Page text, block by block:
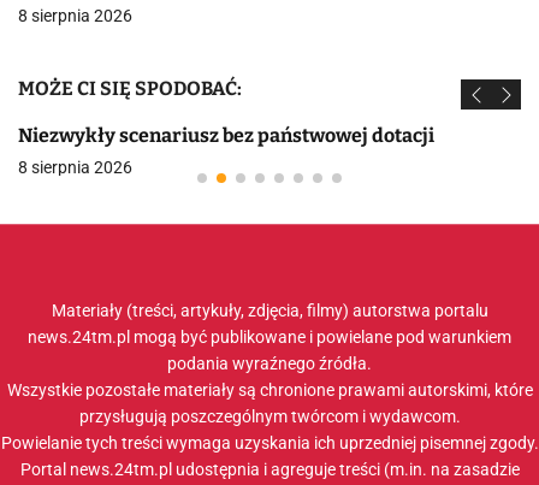
8 sierpnia 2026
MOŻE CI SIĘ SPODOBAĆ:
Niezwykły scenariusz bez państwowej dotacji
8 sierpnia 2026
Materiały (treści, artykuły, zdjęcia, filmy) autorstwa portalu
news.24tm.pl mogą być publikowane i powielane pod warunkiem
podania wyraźnego źródła.
Wszystkie pozostałe materiały są chronione prawami autorskimi, które
przysługują poszczególnym twórcom i wydawcom.
Powielanie tych treści wymaga uzyskania ich uprzedniej pisemnej zgody.
Portal news.24tm.pl udostępnia i agreguje treści (m.in. na zasadzie